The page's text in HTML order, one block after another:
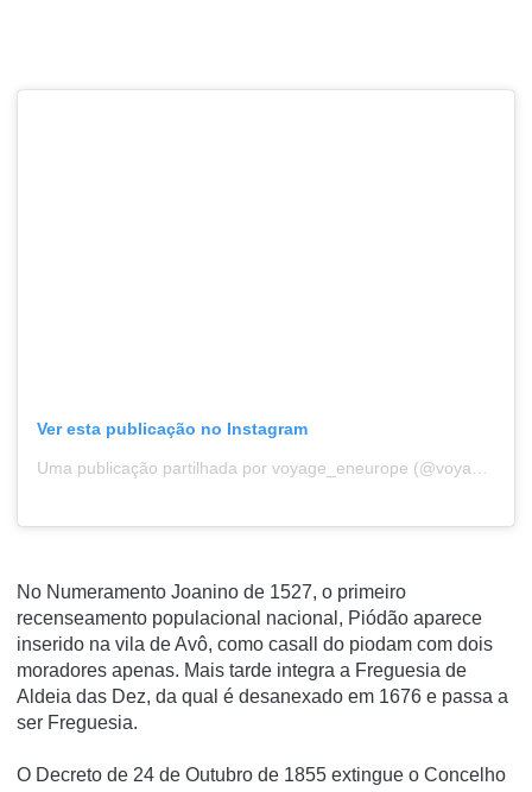
Ver esta publicação no Instagram
Uma publicação partilhada por voyage_eneurope (@voyage_eneurope)
No Numeramento Joanino de 1527, o primeiro
recenseamento populacional nacional, Piódão aparece
inserido na vila de Avô, como casall do piodam com dois
moradores apenas. Mais tarde integra a Freguesia de
Aldeia das Dez, da qual é desanexado em 1676 e passa a
ser Freguesia.
O Decreto de 24 de Outubro de 1855 extingue o Concelho